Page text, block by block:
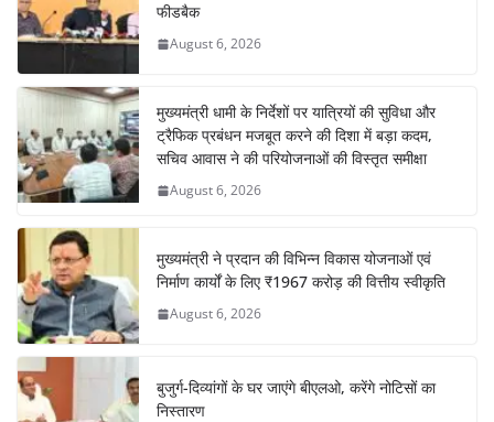
फीडबैक
August 6, 2026
मुख्यमंत्री धामी के निर्देशों पर यात्रियों की सुविधा और
ट्रैफिक प्रबंधन मजबूत करने की दिशा में बड़ा कदम,
सचिव आवास ने की परियोजनाओं की विस्तृत समीक्षा
August 6, 2026
मुख्यमंत्री ने प्रदान की विभिन्न विकास योजनाओं एवं
निर्माण कार्यों के लिए ₹1967 करोड़ की वित्तीय स्वीकृति
August 6, 2026
बुजुर्ग-दिव्यांगों के घर जाएंगे बीएलओ, करेंगे नोटिसों का
निस्तारण